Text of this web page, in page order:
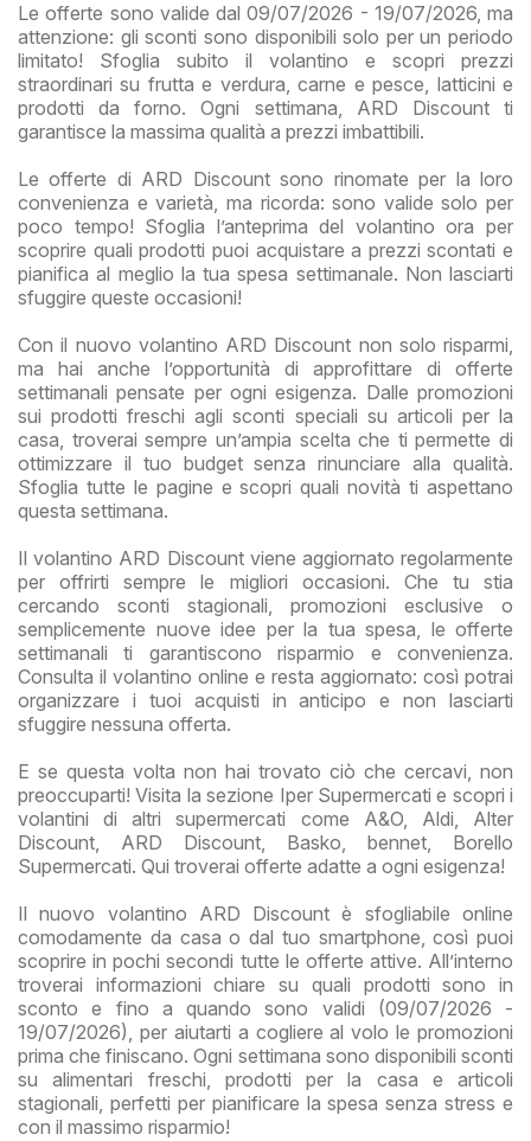
Le offerte sono valide dal 09/07/2026 - 19/07/2026, ma
attenzione: gli sconti sono disponibili solo per un periodo
limitato! Sfoglia subito il volantino e scopri prezzi
straordinari su frutta e verdura, carne e pesce, latticini e
prodotti da forno. Ogni settimana, ARD Discount ti
garantisce la massima qualità a prezzi imbattibili.
Le offerte di ARD Discount sono rinomate per la loro
convenienza e varietà, ma ricorda: sono valide solo per
poco tempo! Sfoglia l’anteprima del volantino ora per
scoprire quali prodotti puoi acquistare a prezzi scontati e
pianifica al meglio la tua spesa settimanale. Non lasciarti
sfuggire queste occasioni!
Con il nuovo volantino ARD Discount non solo risparmi,
ma hai anche l’opportunità di approfittare di offerte
settimanali pensate per ogni esigenza. Dalle promozioni
sui prodotti freschi agli sconti speciali su articoli per la
casa, troverai sempre un’ampia scelta che ti permette di
ottimizzare il tuo budget senza rinunciare alla qualità.
Sfoglia tutte le pagine e scopri quali novità ti aspettano
questa settimana.
Il volantino ARD Discount viene aggiornato regolarmente
per offrirti sempre le migliori occasioni. Che tu stia
cercando sconti stagionali, promozioni esclusive o
semplicemente nuove idee per la tua spesa, le offerte
settimanali ti garantiscono risparmio e convenienza.
Consulta il volantino online e resta aggiornato: così potrai
organizzare i tuoi acquisti in anticipo e non lasciarti
sfuggire nessuna offerta.
E se questa volta non hai trovato ciò che cercavi, non
preoccuparti! Visita la sezione Iper Supermercati e scopri i
volantini di altri supermercati come A&O, Aldi, Alter
Discount, ARD Discount, Basko, bennet, Borello
Supermercati. Qui troverai offerte adatte a ogni esigenza!
Il nuovo volantino ARD Discount è sfogliabile online
comodamente da casa o dal tuo smartphone, così puoi
scoprire in pochi secondi tutte le offerte attive. All’interno
troverai informazioni chiare su quali prodotti sono in
sconto e fino a quando sono validi (09/07/2026 -
19/07/2026), per aiutarti a cogliere al volo le promozioni
prima che finiscano. Ogni settimana sono disponibili sconti
su alimentari freschi, prodotti per la casa e articoli
stagionali, perfetti per pianificare la spesa senza stress e
con il massimo risparmio!